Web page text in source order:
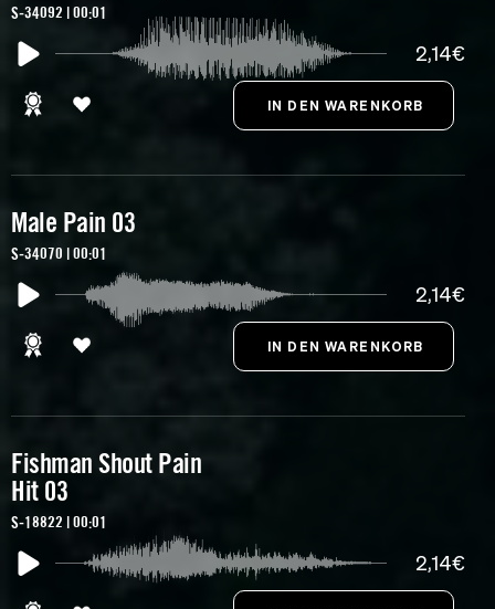
S-34092 | 00:01
2,14€
Male Pain 03
S-34070 | 00:01
2,14€
Fishman Shout Pain
Hit 03
S-18822 | 00:01
2,14€